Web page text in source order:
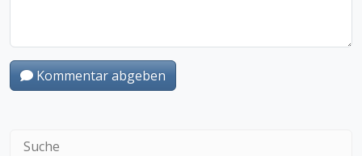
Kommentar abgeben
Suche